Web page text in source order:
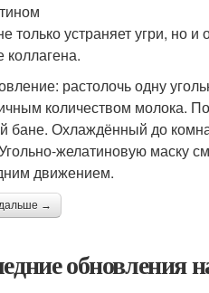
только устраняет угри, но
коллагена.
растолочь одну
количеством молока.
бане. Охлаждённый до
желатиновую маску
движением.
→
обновления